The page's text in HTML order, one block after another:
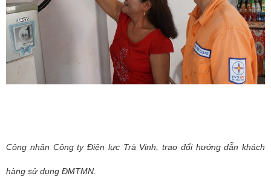
Công nhân Công ty Điện lực Trà Vinh, trao đổi hướng dẫn khách
hàng sử dụng ĐMTMN.